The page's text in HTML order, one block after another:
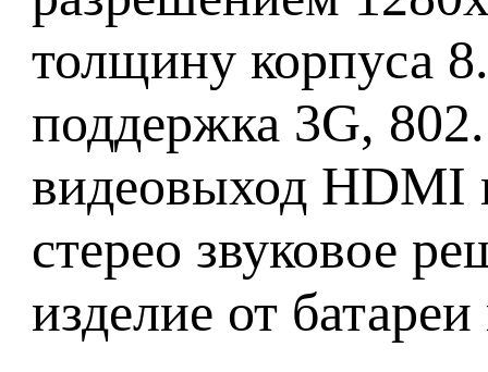
толщину корпуса
поддержка 3G,
видеовыход HDMI
стерео звуковое
изделие от